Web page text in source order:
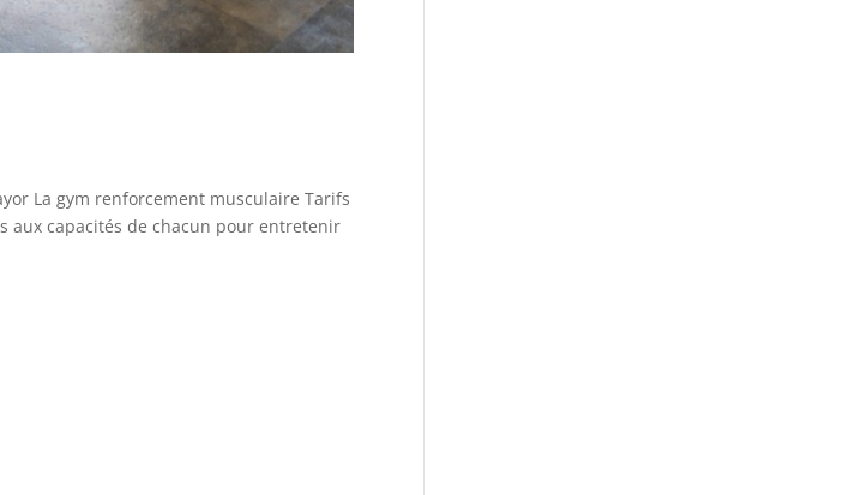
La gym renforcement musculaire Tarifs
aux capacités de chacun pour entretenir